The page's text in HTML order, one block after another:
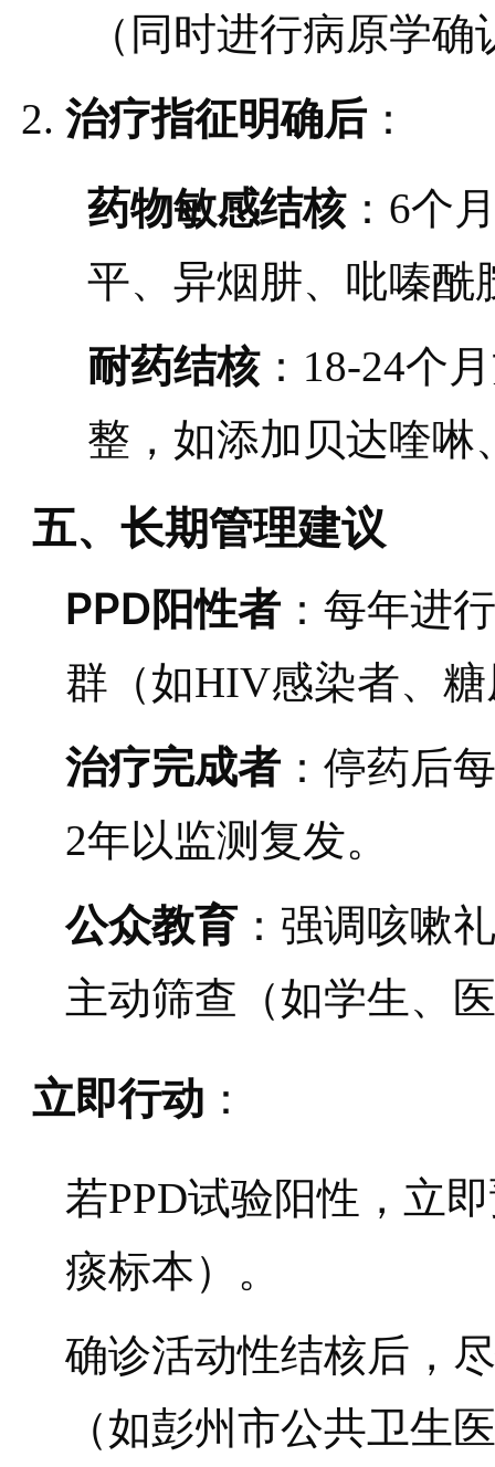
（同时进行病原学确
治疗指征明确后 ：
药物敏感结核：6个
平、异烟肼、吡嗪酰
耐药结核：18-24个
整，如添加贝达喹啉
五、长期管理建议
PPD阳性者 ：每年进
群（如HIV感染者、
治疗完成者 ：停药后
2年以监测复发。
公众教育 ：强调咳嗽
主动筛查（如学生、
立即行动 ：
若PPD试验阳性，立
痰标本）。
确诊活动性结核后，
（如彭州市公共卫生